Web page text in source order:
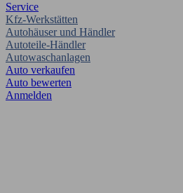
Service
Kfz-Werkstätten
Autohäuser und Händler
Autoteile-Händler
Autowaschanlagen
Auto verkaufen
Auto bewerten
Anmelden